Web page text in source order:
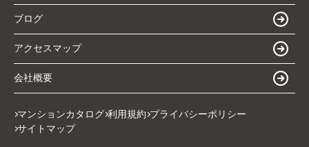
ブログ
アクセスマップ
会社概要
マンションカタログ 利用規約 プライバシーポリシー
サイトマップ